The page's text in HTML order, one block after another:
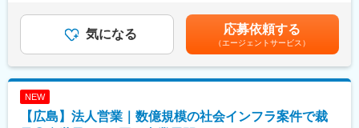
供することが重要なため、難易度は高いですが社会貢献性は非常
に大きいです！
な役割です。
あくまでも目安の金額であり、選考を通じて上下する可能性があ
ります。月給(月額)は固定手当を含めた表記です。
気になる 応募依頼する
（エージェントサービス）
NEW
【広島】法人営業｜数億規模の社会インフラ案件で裁